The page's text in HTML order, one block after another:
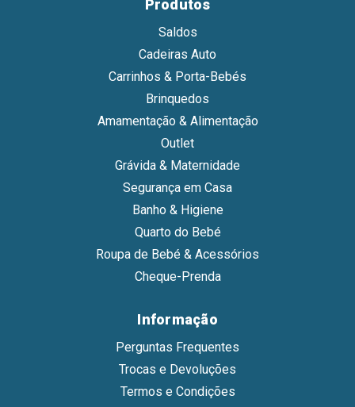
Produtos
Saldos
Cadeiras Auto
Carrinhos & Porta-Bebés
Brinquedos
Amamentação & Alimentação
Outlet
Grávida & Maternidade
Segurança em Casa
Banho & Higiene
Quarto do Bebé
Roupa de Bebé & Acessórios
Cheque-Prenda
Informação
Perguntas Frequentes
Trocas e Devoluções
Termos e Condições